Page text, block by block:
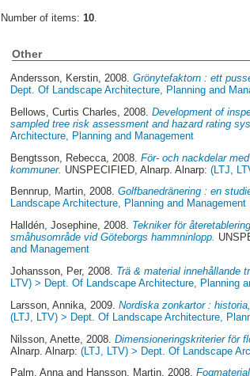
Number of items: 10.
Other
Andersson, Kerstin, 2008.Grönytefaktorn : ett
Dept. Of Landscape Architecture, Planning and
Bellows, Curtis Charles , 2008.Development of
sampled tree risk assessment and hazard rating
Architecture, Planning and Management
Bengtsson, Rebecca , 2008.För- och nackdelar
kommuner. UNSPECIFIED, Alnarp. Alnarp:(LTJ,
Bennrup, Martin, 2008.Golfbanedränering : en
Landscape Architecture, Planning and Management
Halldén, Josephine, 2008. Tekniker för
småhusområde vid Göteborgs hammninlopp.
and Management
Johansson, Per, 2008. Trä & material innehållande
LTV) > Dept. Of Landscape Architecture, Planning
Larsson, Annika , 2009.Nordiska zonkartor :
(LTJ, LTV) > Dept. Of Landscape Architecture,
Nilsson, Anette , 2008.Dimensioneringskriterier för
Alnarp. Alnarp:(LTJ, LTV) > Dept. Of Landscape
Palm, Annaand Hansson, Martin, 2008.